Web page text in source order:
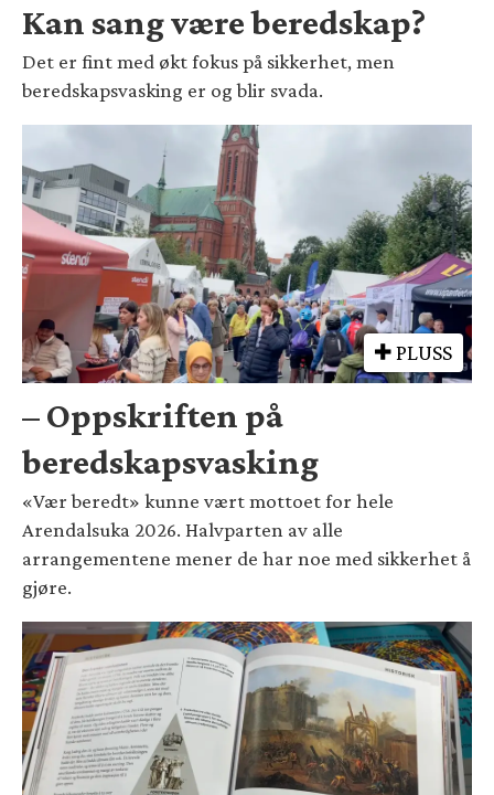
Kan sang være beredskap?
Det er fint med økt fokus på sikkerhet, men
beredskapsvasking er og blir svada.
PLUSS
– Oppskriften på
beredskapsvasking
«Vær beredt» kunne vært mottoet for hele
Arendalsuka 2026. Halvparten av alle
arrangementene mener de har noe med sikkerhet å
gjøre.